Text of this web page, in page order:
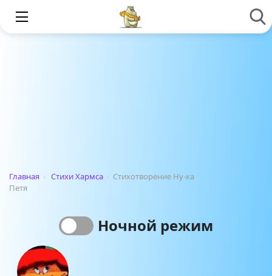
Главная › Стихи Хармса › Стихотворение Ну-ка
Петя
Ночной режим